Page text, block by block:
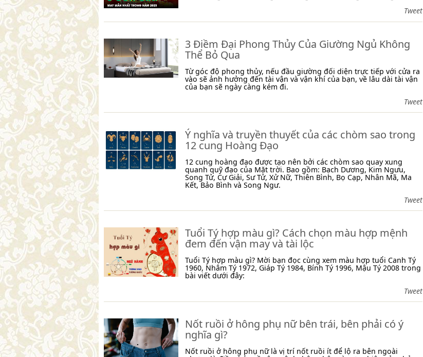
Tweet
3 Điềm Đại Phong Thủy Của Giường Ngủ Không
Thể Bỏ Qua
Từ góc độ phong thủy, nếu đầu giường đối diện trực tiếp với cửa ra
vào sẽ ảnh hưởng đến tài vận và vận khí của bạn, về lâu dài tài vận
của bạn sẽ ngày càng kém đi.
Tweet
Ý nghĩa và truyền thuyết của các chòm sao trong
12 cung Hoàng Đạo
12 cung hoàng đạo được tạo nên bởi các chòm sao quay xung
quanh quỹ đạo của Mặt trời. Bao gồm: Bạch Dương, Kim Ngưu,
Song Tử, Cự Giải, Sư Tử, Xử Nữ, Thiên Bình, Bọ Cạp, Nhân Mã, Ma
Kết, Bảo Bình và Song Ngư.
Tweet
Tuổi Tý hợp màu gì? Cách chọn màu hợp mệnh
đem đến vận may và tài lộc
Tuổi Tý hợp màu gì? Mời bạn đọc cùng xem màu hợp tuổi Canh Tý
1960, Nhâm Tý 1972, Giáp Tý 1984, Bính Tý 1996, Mậu Tý 2008 trong
bài viết dưới đây:
Tweet
Nốt ruồi ở hông phụ nữ bên trái, bên phải có ý
nghĩa gì?
Nốt ruồi ở hông phụ nữ là vị trí nốt ruồi ít để lộ ra bên ngoài